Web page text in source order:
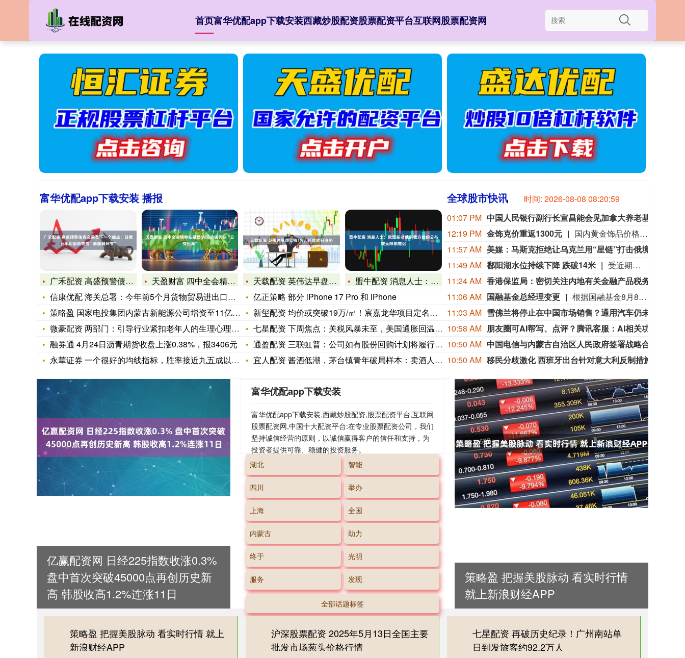
首页富华优配app下载安装西藏炒股配资股票配资平台互联网股票配资网
富华优配app下载安装 播报
广禾配资 高盛预警债券交易员下一个痛点：日德五年期国债或成“
天盈财富 四中全会精神在基层|内陆小镇何以“公交出海”
信康优配 海关总署：今年前5个月货物贸易进出口同比增长2.5
策略盈 国家电投集团内蒙古新能源公司增资至11亿 增幅约88
微豪配资 两部门：引导行业紧扣老年人的生理心理特点及服务需求
融券通 4月24日沥青期货收盘上涨0.38%，报3406元
永華证券 一个很好的均线指标，胜率接近九五成以上，简单明了
天载配资 英伟达早盘上涨1%，延续昨日涨势
盟牛配资 消息人士：欧盟新对俄制裁方案的公布被无限期推迟
亿正策略 部分 iPhone 17 Pro 和 iPhone
新玺配资 均价或突破19万/㎡！宸嘉龙华项目定名：嘉佰道·徐
七星配资 下周焦点：关税风暴未至，美国通胀回温先行；风险资产
通盈配资 三联虹普：公司如有股份回购计划将履行信息披露义务
宜人配资 酱酒低潮，茅台镇青年破局样本：卖酒人“出山”摆地摊
全球股市快讯 时间: 2026-08-08 08:21:00
01:07 PM
12:19 PM 金饰克价重返1300元
国内黄金饰品价格对比显示，国内多家品牌足金饰品价格重返1300元，其中周生生足金饰品报1315元/克，周大福报价1308元/克，老庙黄金报价1310元/克。
11:57 AM
11:49 AM 鄱阳湖水位持续下降 跌破14米
受近期持续高温天气影响，我国最大淡水湖鄱阳湖水位快速下降。截至8月8日8时，鄱阳湖标志性水文站星子站水位下降至13.97米，较昨日下降0.13米，鄱阳湖湖口站水位下降至13.84米，湖区两岸退水痕迹明显。（央视新闻）
11:24 AM
11:06 AM 国融基金总经理变更
根据国融基金8月8日公告，总经理毛灵俊因个人原因离任，总经理职位暂由张圆辉代任。根据国融基金安排，该公司董事会选举韩光华拟任公司总经理，待韩光华完成相关程序后履职。
11:03 AM
10:58 AM
10:50 AM
10:50 AM
亿赢配资网 日经225指数收涨0.3%
盘中首次突破45000点再创历史新
高 韩股收高1.2%连涨11日
富华优配app下载安装
富华优配app下载安装,西藏炒股配资,股票配资平台,互联网
股票配资网,中国十大配资平台:在专业股票配资公司，我们
坚持诚信经营的原则，以诚信赢得客户的信任和支持，为
投资者提供可靠、稳健的投资服务。
湖北
智能
四川 举办
上海 全国
内蒙古 助力
终于 光明
服务 发现
全部话题标签
策略盈 把握美股脉动 看实时行情
就上新浪财经APP
策略盈 把握美股脉动 看实时行情 就上
新浪财经APP
沪深股票配资 2025年5月13日全国主要
批发市场葱头价格行情
七星配资 再破历史纪录！广州南站单
日到发旅客约92.2万人